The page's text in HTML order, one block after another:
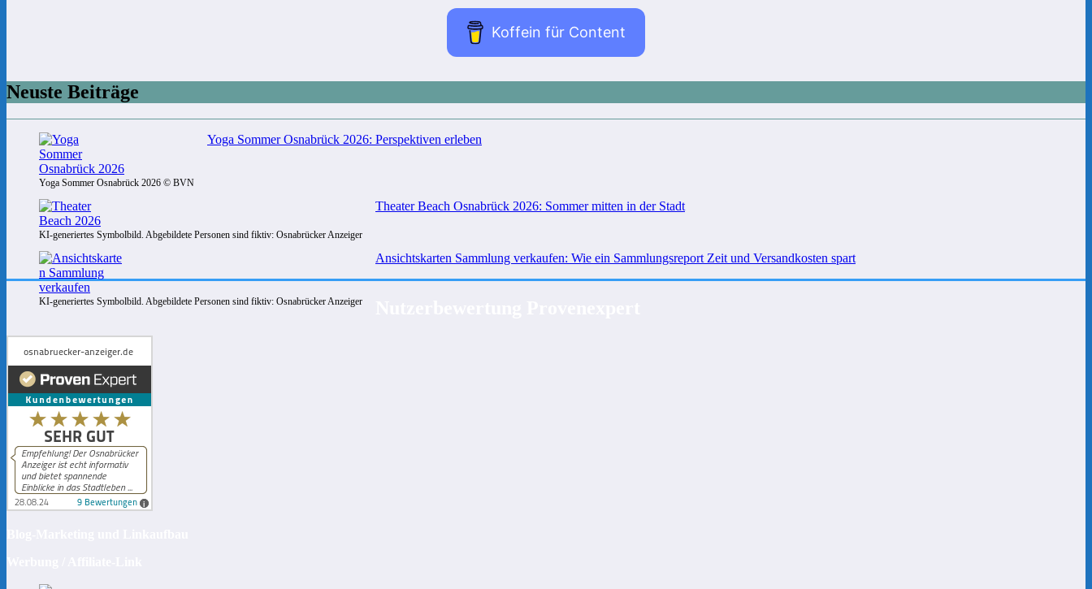
Koffein für Content
Neuste Beiträge
Yoga Sommer Osnabrück 2026 © BVN
Yoga Sommer Osnabrück 2026: Perspektiven erleben
KI-generiertes Symbolbild. Abgebildete Personen sind fiktiv: Osnabrücker Anzeiger
Theater Beach Osnabrück 2026: Sommer mitten in der Stadt
KI-generiertes Symbolbild. Abgebildete Personen sind fiktiv: Osnabrücker Anzeiger
Ansichtskarten Sammlung verkaufen: Wie ein Sammlungsreport Zeit und Versandkosten spart